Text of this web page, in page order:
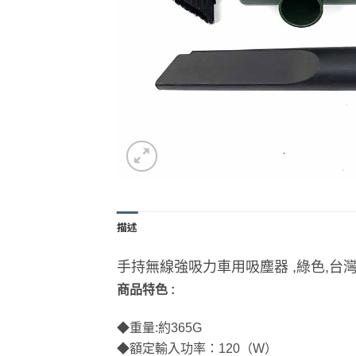
描述
手持無線強吸力車用吸塵器 ,綠色,台
商品特色 :
◆重量:約365G
◆額定輸入功率：120（W）